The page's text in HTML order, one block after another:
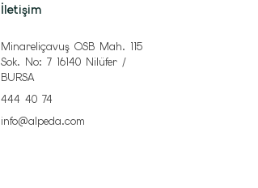
İletişim
Minareliçavuş OSB Mah. 115
Sok. No: 7 16140 Nilüfer /
BURSA
444 40 74
info@alpeda.com